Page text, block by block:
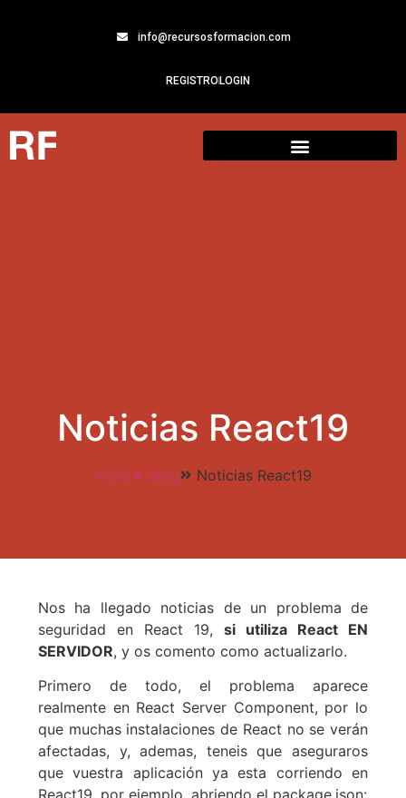
info@recursosformacion.com
REGISTROLOGIN
Noticias React19
Inicio Blog Noticias React19
Nos ha llegado noticias de un problema de
seguridad en React 19, si utiliza React EN
SERVIDOR, y os comento como actualizarlo.
Primero de todo, el problema aparece
realmente en React Server Component, por lo
que muchas instalaciones de React no se verán
afectadas, y, ademas, teneis que aseguraros
que vuestra aplicación ya esta corriendo en